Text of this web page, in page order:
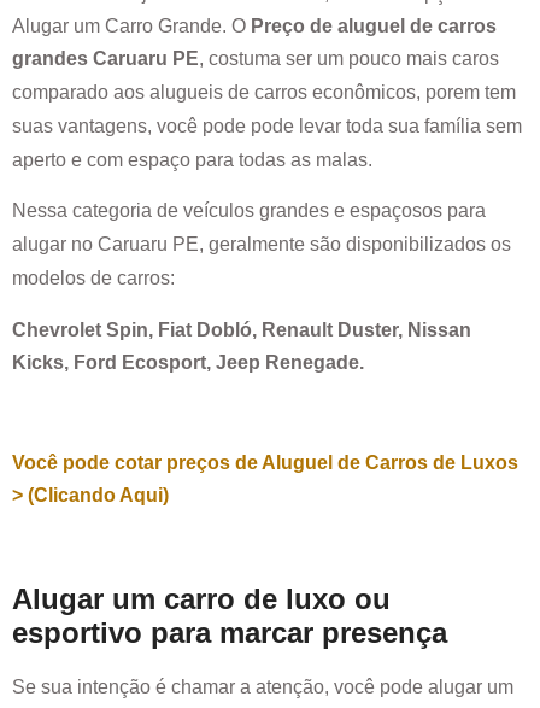
Alugar um Carro Grande. O Preço de aluguel de carros
grandes Caruaru PE, costuma ser um pouco mais caros
comparado aos alugueis de carros econômicos, porem tem
suas vantagens, você pode pode levar toda sua família sem
aperto e com espaço para todas as malas.
Nessa categoria de veículos grandes e espaçosos para
alugar no Caruaru PE, geralmente são disponibilizados os
modelos de carros:
Chevrolet Spin, Fiat Dobló, Renault Duster, Nissan
Kicks, Ford Ecosport, Jeep Renegade.
Você pode cotar preços de Aluguel de Carros de Luxos
> (Clicando Aqui)
Alugar um carro de luxo ou
esportivo para marcar presença
Se sua intenção é chamar a atenção, você pode alugar um